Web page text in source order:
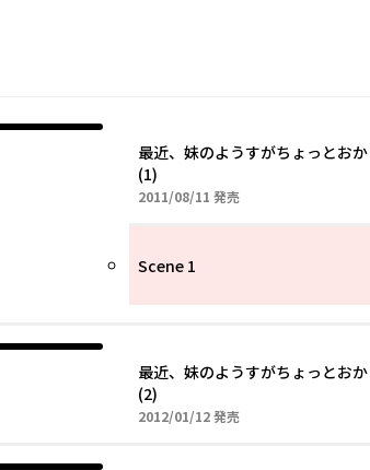
最近、妹のようすがちょっとお
(1)
2011/08/11 2011年08月11日
発売
Scene 1
最近、妹のようすがちょっとお
(2)
2012/01/122012年01月12日
発売